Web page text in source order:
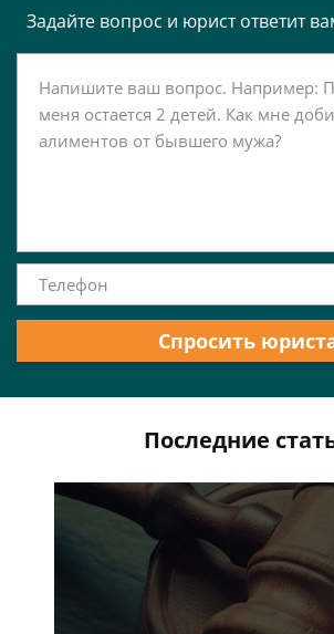
Задайте вопрос и юрист ответит
Спросить
Последние